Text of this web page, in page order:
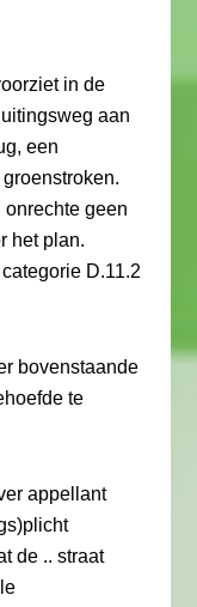
in de
aan
een
geen
het plan.
D.11.2
bovenstaande
te
appellant
de .. straat